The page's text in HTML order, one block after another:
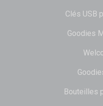
Clés USB
Goodies
Bouteilles